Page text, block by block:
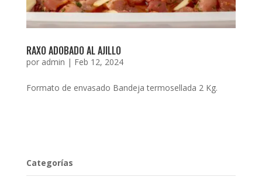
RAXO ADOBADO AL AJILLO
por admin | Feb 12, 2024
Formato de envasado Bandeja termosellada 2 Kg.
Categorías